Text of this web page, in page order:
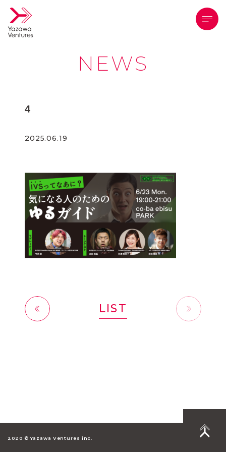
NEWS
4
2025.06.19
前へ LIST
2020 © Yazawa Ventures inc.
メニ